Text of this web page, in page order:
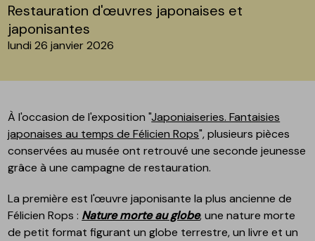
Restauration d'œuvres japonaises et
japonisantes
lundi 26 janvier 2026
À l'occasion de l'exposition "Japoniaiseries. Fantaisies
japonaises au temps de Félicien Rops", plusieurs pièces
conservées au musée ont retrouvé une seconde jeunesse
grâce à une campagne de restauration.
La première est l'œuvre japonisante la plus ancienne de
Félicien Rops : Nature morte au globe, une nature morte
de petit format figurant un globe terrestre, un livre et un